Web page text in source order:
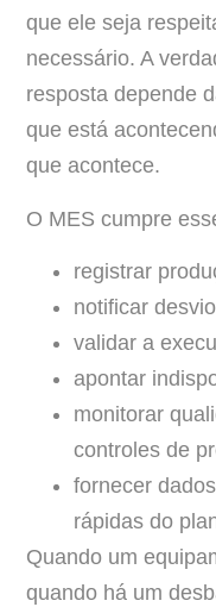
que ele seja
necessário. A
resposta depende
que está
que acontece.
O MES cumpre
registrar
notificar
validar a
apontar
monitorar
controles de
fornecer
rápidas do
Quando um
quando há um